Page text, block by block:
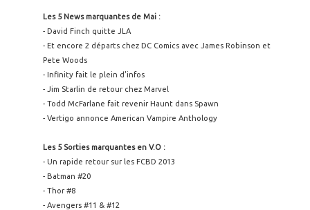
Les 5 News marquantes de Mai :
- David Finch quitte JLA
- Et encore 2 départs chez DC Comics avec James Robinson et
Pete Woods
- Infinity fait le plein d'infos
- Jim Starlin de retour chez Marvel
- Todd McFarlane fait revenir Haunt dans Spawn
- Vertigo annonce American Vampire Anthology
Les 5 Sorties marquantes en V.O :
- Un rapide retour sur les FCBD 2013
- Batman #20
- Thor #8
- Avengers #11 & #12